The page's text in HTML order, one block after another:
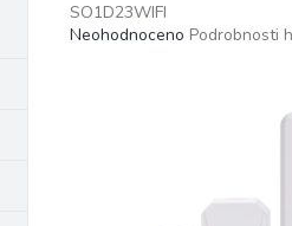
SO1D23WIFI
Průměrné
Neohodnoceno Podrobnosti